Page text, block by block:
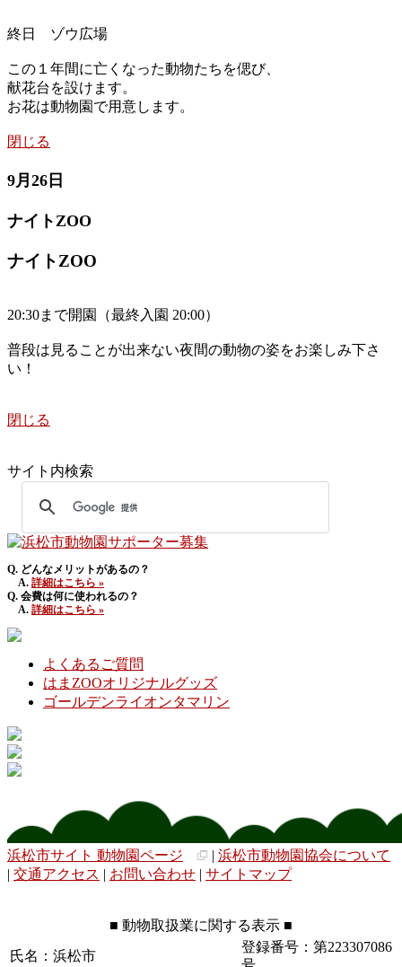
終日 ゾウ広場
この１年間に亡くなった動物たちを偲び、
献花台を設けます。
お花は動物園で用意します。
閉じる
9月26日
ナイトZOO
ナイトZOO
20:30まで開園（最終入園 20:00）
普段は見ることが出来ない夜間の動物の姿をお楽しみ下さ
い！
閉じる
サイト内検索
Q. どんなメリットがあるの？
A. 詳細はこちら »
Q. 会費は何に使われるの？
A. 詳細はこちら »
よくあるご質問
はまZOOオリジナルグッズ
ゴールデンライオンタマリン
浜松市サイト 動物園ページ | 浜松市動物園協会について
| 交通アクセス | お問い合わせ | サイトマップ
■ 動物取扱業に関する表示 ■
氏名：浜松市
登録番号：第223307086